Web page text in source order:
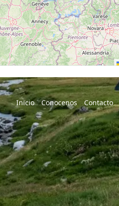
Inicio Conocenos Contacto